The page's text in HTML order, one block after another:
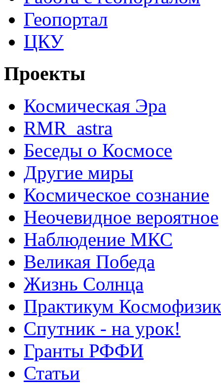
Геопортал
ЦКУ
Проекты
Космическая Эра
RMR_astra
Беседы о Космосе
Другие миры
Космическое сознание
Неочевидное вероятное
Наблюдение МКС
Великая Победа
Жизнь Солнца
Практикум
Спутник - на урок!
Гранты РФФИ
Статьи